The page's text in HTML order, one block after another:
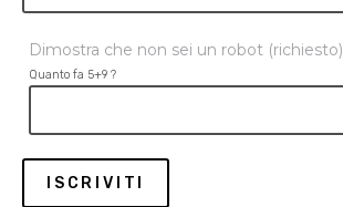
Dimostra che non sei un robot (richiesto)
Quanto fa 5+9 ?